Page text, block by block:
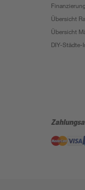
Finanzierung
Übersicht
Übersicht
DIY-Städte-